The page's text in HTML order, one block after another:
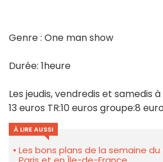
Genre : One man show
Durée: 1heure
Les jeudis, vendredis et samedis à
13 euros TR:10 euros groupe:8
À LIRE AUSSI
Les bons plans de la semaine